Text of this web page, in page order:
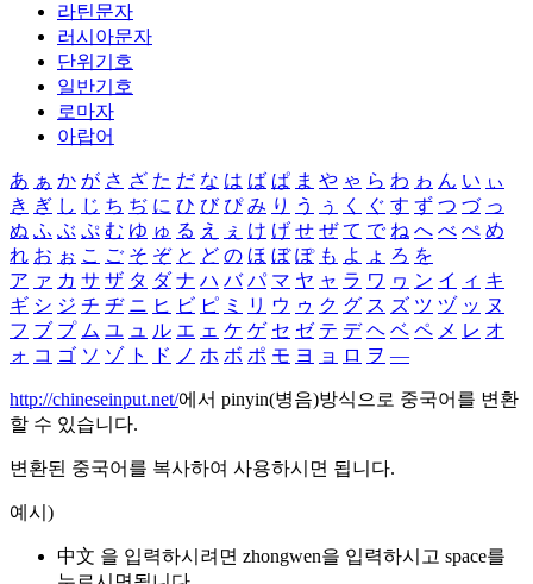
라틴문자
러시아문자
단위기호
일반기호
로마자
아랍어
あ ぁ か が さ ざ た だ な は ば ぱ ま や ゃ ら わ ゎ ん い ぃ
き ぎ し じ ち ぢ に ひ び ぴ み り う ぅ く ぐ す ず つ づ っ
ぬ ふ ぶ ぷ む ゆ ゅ る え ぇ け げ せ ぜ て で ね へ べ ぺ め
れ お ぉ こ ご そ ぞ と ど の ほ ぼ ぽ も よ ょ ろ を
ア ァ カ サ ザ タ ダ ナ ハ バ パ マ ヤ ャ ラ ワ ヮ ン イ ィ キ
ギ シ ジ チ ヂ ニ ヒ ビ ピ ミ リ ウ ゥ ク グ ス ズ ツ ヅ ッ ヌ
フ ブ プ ム ユ ュ ル エ ェ ケ ゲ セ ゼ テ デ ヘ ベ ペ メ レ オ
ォ コ ゴ ソ ゾ ト ド ノ ホ ボ ポ モ ヨ ョ ロ ヲ ―
http://chineseinput.net/에서 pinyin(병음)방식으로 중국어를 변환
할 수 있습니다.
변환된 중국어를 복사하여 사용하시면 됩니다.
예시)
中文 을 입력하시려면 zhongwen을 입력하시고 space를